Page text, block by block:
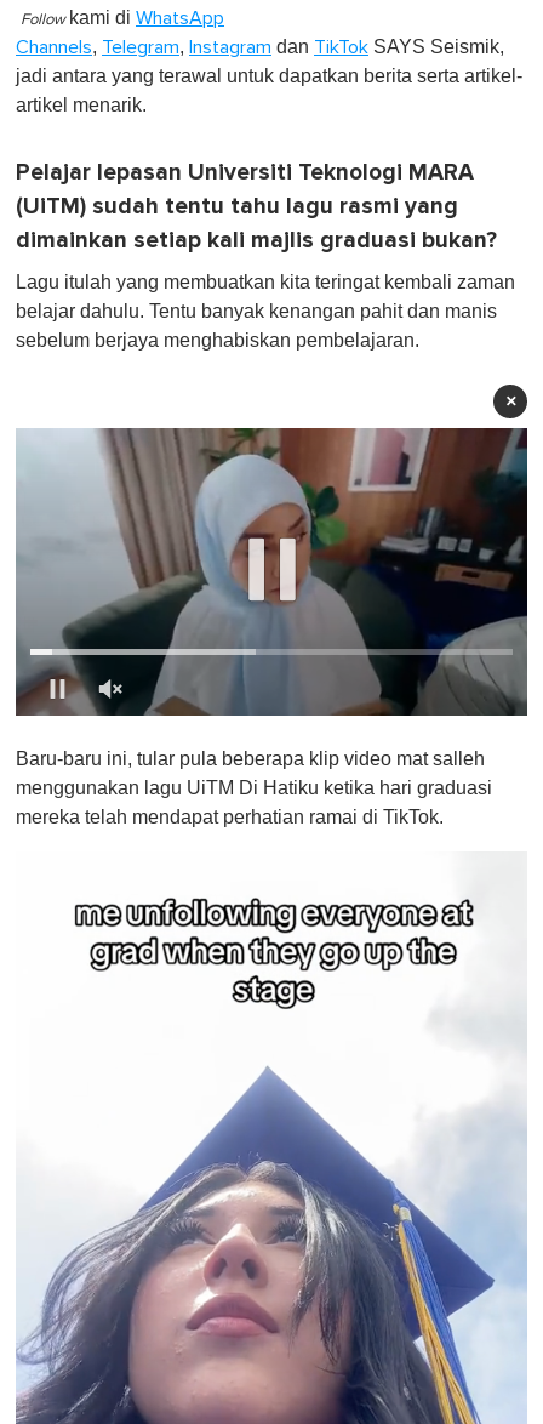
Follow kami di WhatsApp
Channels, Telegram, Instagram dan TikTok SAYS Seismik,
jadi antara yang terawal untuk dapatkan berita serta artikel-
artikel menarik.
Pelajar lepasan Universiti Teknologi MARA
(UiTM) sudah tentu tahu lagu rasmi yang
dimainkan setiap kali majlis graduasi bukan?
Lagu itulah yang membuatkan kita teringat kembali zaman
belajar dahulu. Tentu banyak kenangan pahit dan manis
sebelum berjaya menghabiskan pembelajaran.
×
f
1
i
Baru-baru ini, tular pula beberapa klip video mat salleh
menggunakan lagu UiTM Di Hatiku ketika hari graduasi
mereka telah mendapat perhatian ramai di TikTok.